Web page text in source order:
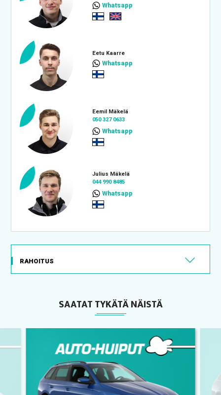
Whatsapp
Eetu Kaarre
Whatsapp
Eemil Mäkelä
050 327 0633
Whatsapp
Julius Mäkelä
044 990 8485
Whatsapp
RAHOITUS
SAATAT TYKÄTÄ NÄISTÄ